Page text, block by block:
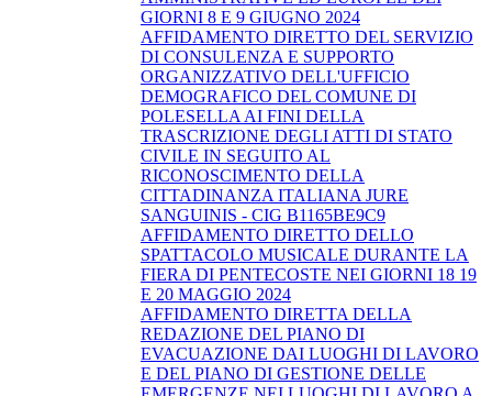
GIORNI 8 E 9 GIUGNO 2024
AFFIDAMENTO DIRETTO DEL SERVIZIO
DI CONSULENZA E SUPPORTO
ORGANIZZATIVO DELL'UFFICIO
DEMOGRAFICO DEL COMUNE DI
POLESELLA AI FINI DELLA
TRASCRIZIONE DEGLI ATTI DI STATO
CIVILE IN SEGUITO AL
RICONOSCIMENTO DELLA
CITTADINANZA ITALIANA JURE
SANGUINIS - CIG B1165BE9C9
AFFIDAMENTO DIRETTO DELLO
SPATTACOLO MUSICALE DURANTE LA
FIERA DI PENTECOSTE NEI GIORNI 18 19
E 20 MAGGIO 2024
AFFIDAMENTO DIRETTA DELLA
REDAZIONE DEL PIANO DI
EVACUAZIONE DAI LUOGHI DI LAVORO
E DEL PIANO DI GESTIONE DELLE